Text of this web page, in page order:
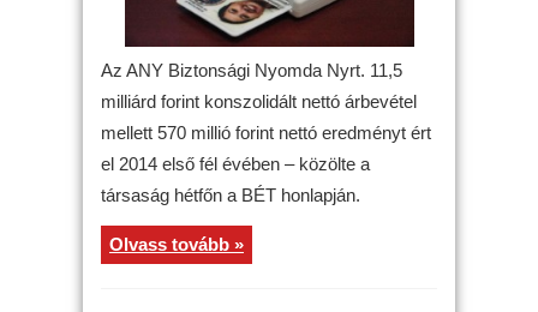
Az ANY Biztonsági Nyomda Nyrt. 11,5
milliárd forint konszolidált nettó árbevétel
mellett 570 millió forint nettó eredményt ért
el 2014 első fél évében – közölte a
társaság hétfőn a BÉT honlapján.
Olvass tovább »